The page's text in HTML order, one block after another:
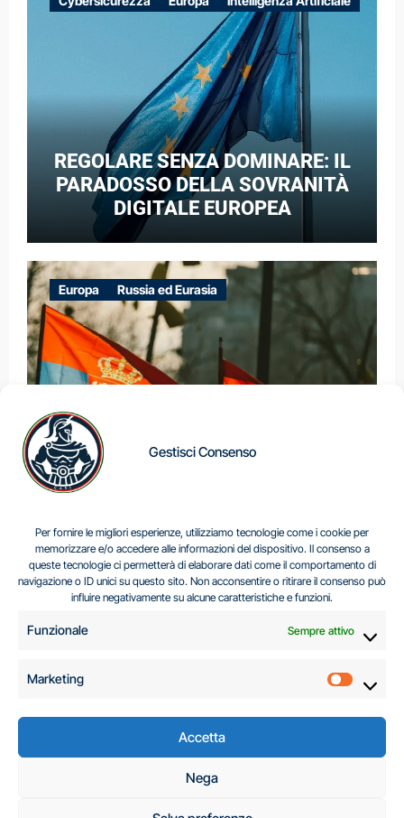
Gestisci Consenso
Per fornire le migliori esperienze, utilizziamo tecnologie come i cookie per
memorizzare e/o accedere alle informazioni del dispositivo. Il consenso a
queste tecnologie ci permetterà di elaborare dati come il comportamento di
navigazione o ID unici su questo sito. Non acconsentire o ritirare il consenso può
influire negativamente su alcune caratteristiche e funzioni.
Funzionale Sempre attivo
Marketing
Accetta
Nega
GUERRA IBRIDA
REGOLARE SENZA DOMINARE: IL
PARADOSSO DELLA SOVRANITÀ
DIGITALE EUROPEA
Europa Russia ed Eurasia
Centro Analisi e Studi Italus © Tutti i diritti riservati
C.A.S.I. – Centro
Analisi e Studi Italus